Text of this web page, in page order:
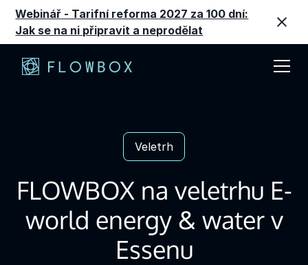
Webinář - Tarifní reforma 2027 za 100 dní:
Jak se na ni připravit a neprodělat
Veletrh
FLOWBOX na veletrhu E-
world energy & water v
Essenu